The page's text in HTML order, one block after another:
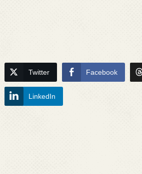
Twitter Facebook
LinkedIn